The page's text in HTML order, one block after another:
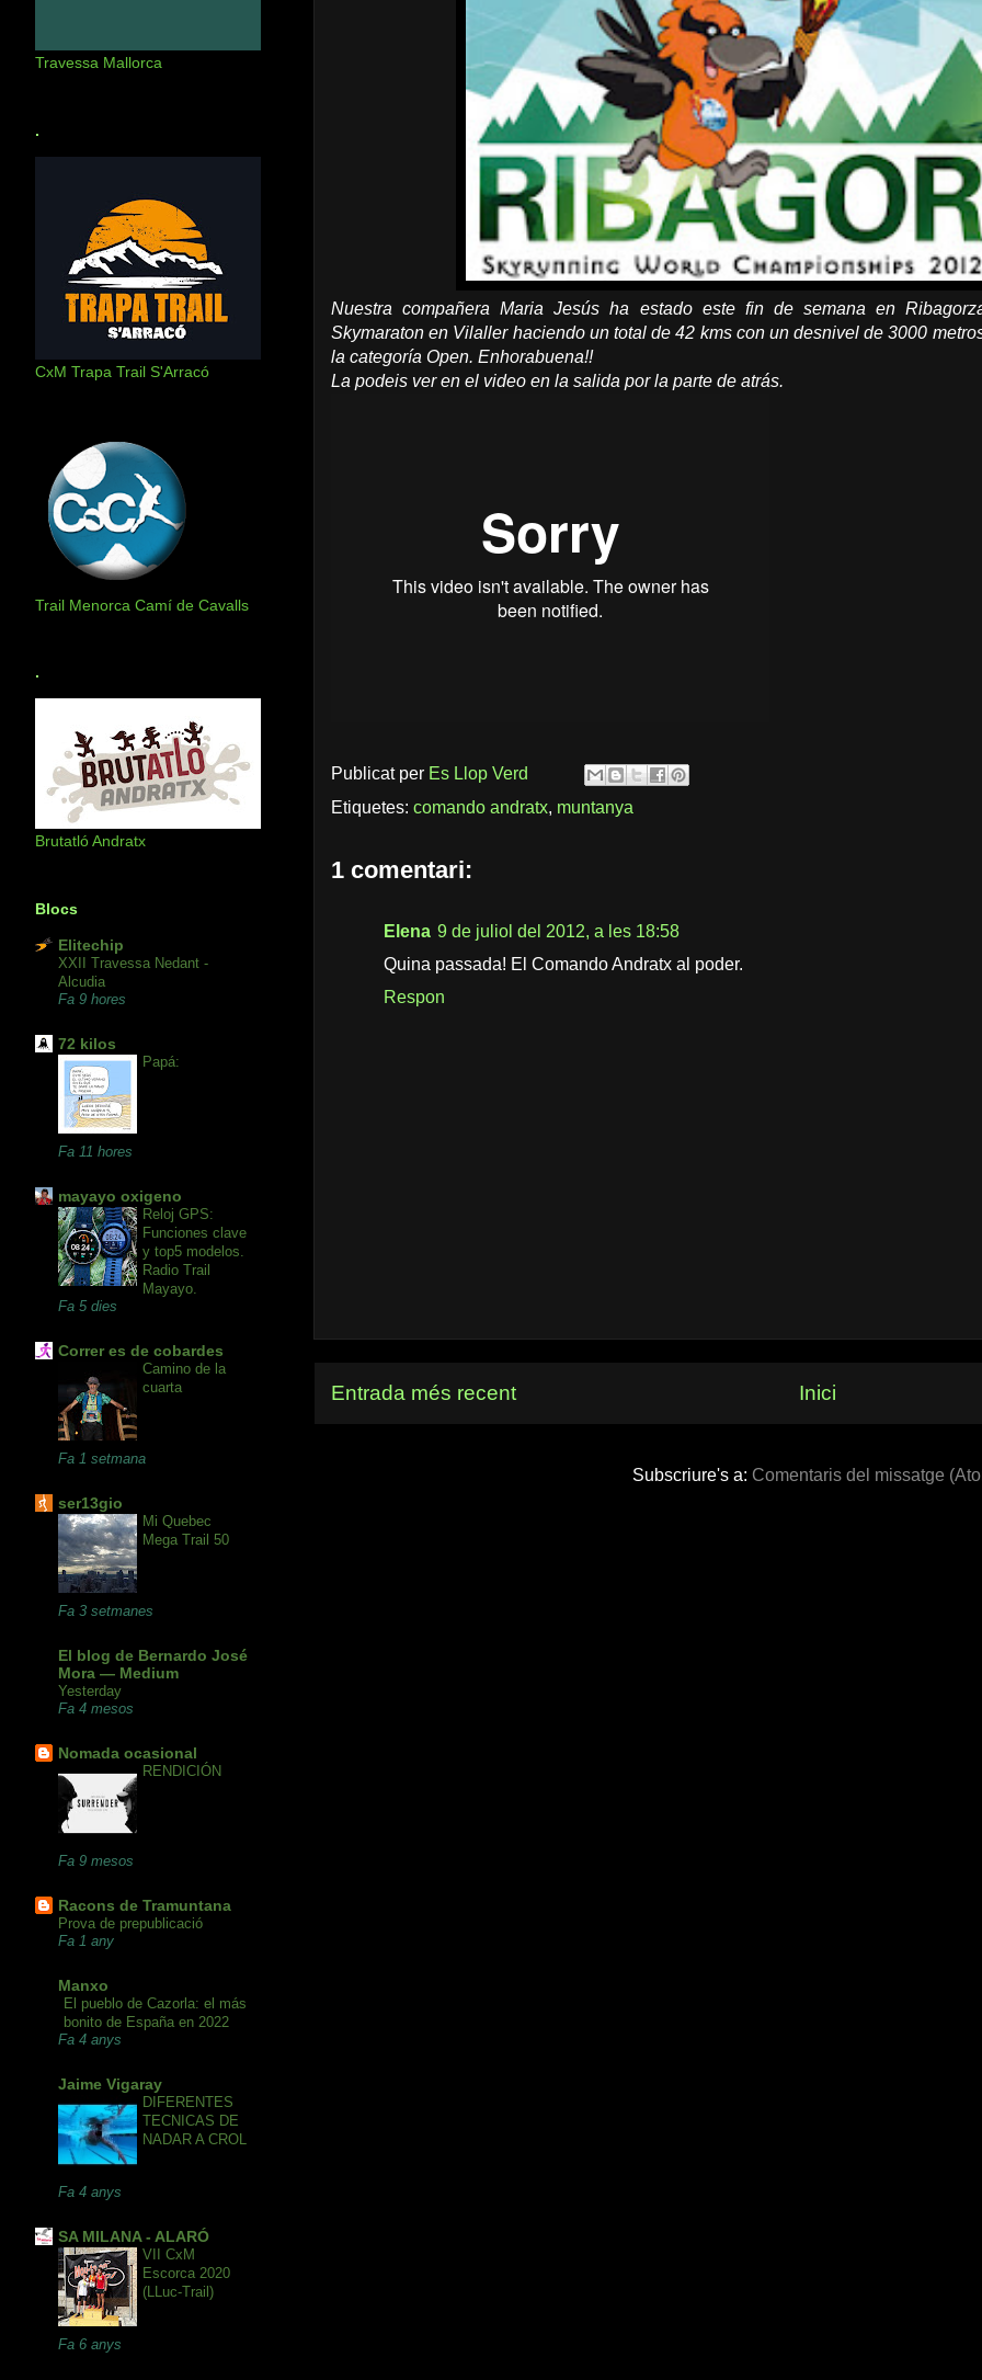
Nuestra compañera Maria Jesús ha estado este fin de semana en
Skymaraton en Vilaller haciendo un total de 42 kms con un desnivel de 3000
la categoría Open. Enhorabuena!!
La podeis ver en el video en la salida por la parte de atrás.
Publicat per Es Llop Verd
Etiquetes: comando andratx, muntanya
1 comentari:
Elena 9 de juliol del 2012, a les 18:58
Quina passada! El Comando Andratx al poder.
Respon
Entrada més recent Inici
Subscriure's a: Comentaris del missatge
Travessa Mallorca
.
CxM Trapa Trail S'Arracó
Trail Menorca Camí de Cavalls
.
Brutatló Andratx
Blocs
Elitechip
XXII Travessa Nedant -
Alcudia
Fa 9 hores
72 kilos
Papá:
Fa 11 hores
mayayo oxigeno
Reloj GPS:
Funciones clave
y top5 modelos.
Radio Trail
Mayayo.
Fa 5 dies
Correr es de cobardes
Camino de la
cuarta
Fa 1 setmana
ser13gio
Mi Quebec
Mega Trail 50
Fa 3 setmanes
El blog de Bernardo José
Mora — Medium
Yesterday
Fa 4 mesos
Nomada ocasional
RENDICIÓN
Fa 9 mesos
Racons de Tramuntana
Prova de prepublicació
Fa 1 any
Manxo
El pueblo de Cazorla: el más
bonito de España en 2022
Fa 4 anys
Jaime Vigaray
DIFERENTES
TECNICAS DE
NADAR A CROL
Fa 4 anys
SA MILANA - ALARÓ
VII CxM
Escorca 2020
(LLuc-Trail)
Fa 6 anys